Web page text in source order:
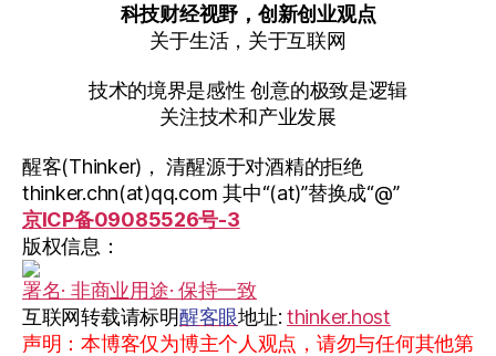
科技财经视野，创新创业观点
关于生活，关于互联网
技术的境界是感性 创意的极致是逻辑
关注技术和产业发展
醒客(Thinker)， 清醒源于对酒精的拒绝
thinker.chn(at)qq.com 其中“(at)”替换成“@”
京ICP备09085526号-3
版权信息：
署名· 非商业用途· 保持一致
互联网转载请标明醒客眼地址: thinker.host
声明：本博客仅为博主个人观点，请勿与任何其他第